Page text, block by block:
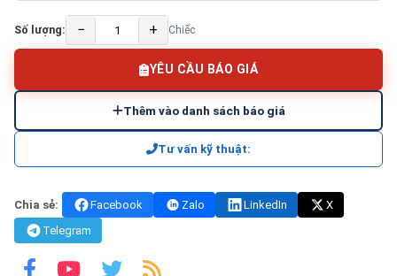
Số lượng: − + Chiếc
YÊU CẦU BÁO GIÁ
Thêm vào danh sách báo giá
Tư vấn kỹ thuật:
Chia sẻ: Facebook Zalo LinkedIn
X
Telegram